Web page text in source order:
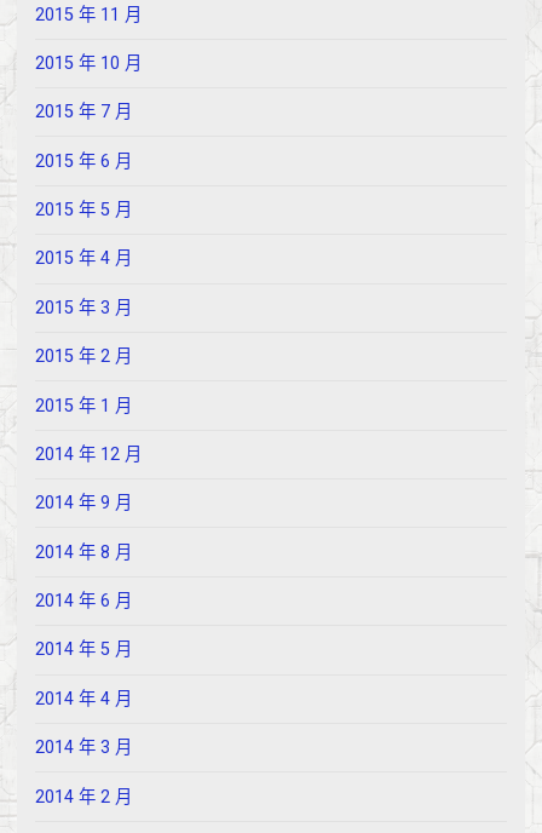
2015 年 11 月
2015 年 10 月
2015 年 7 月
2015 年 6 月
2015 年 5 月
2015 年 4 月
2015 年 3 月
2015 年 2 月
2015 年 1 月
2014 年 12 月
2014 年 9 月
2014 年 8 月
2014 年 6 月
2014 年 5 月
2014 年 4 月
2014 年 3 月
2014 年 2 月